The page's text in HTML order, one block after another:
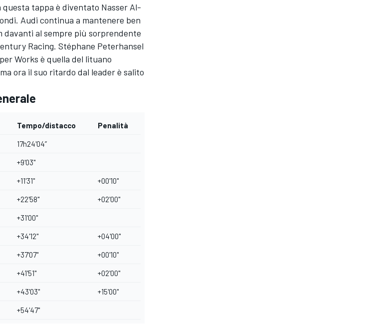
tappa è diventato Nasser Al-
Audi continua a mantenere ben
al sempre più sorprendente
Racing. Stéphane Peterhansel
Works è quella del lituano
ora il suo ritardo dal leader è salito
Tempo/distacco Penalità
17h24'04”
+9'03"
+11'31" +00'10"
+22'58" +02'00"
+31'00"
+34'12" +04'00"
+37'07" +00'10"
+41'51" +02'00"
+43'03" +15'00"
+54'47"